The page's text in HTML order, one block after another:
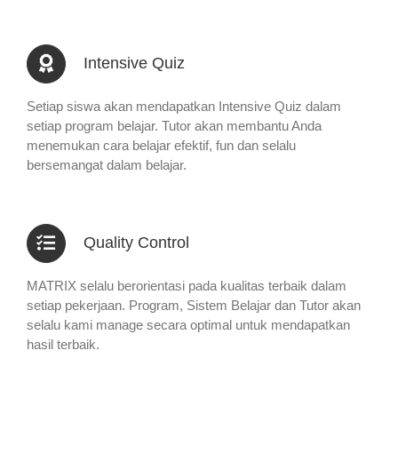
Intensive Quiz
Setiap siswa akan mendapatkan Intensive Quiz dalam
setiap program belajar. Tutor akan membantu Anda
menemukan cara belajar efektif, fun dan selalu
bersemangat dalam belajar.
Quality Control
MATRIX selalu berorientasi pada kualitas terbaik dalam
setiap pekerjaan. Program, Sistem Belajar dan Tutor akan
selalu kami manage secara optimal untuk mendapatkan
hasil terbaik.